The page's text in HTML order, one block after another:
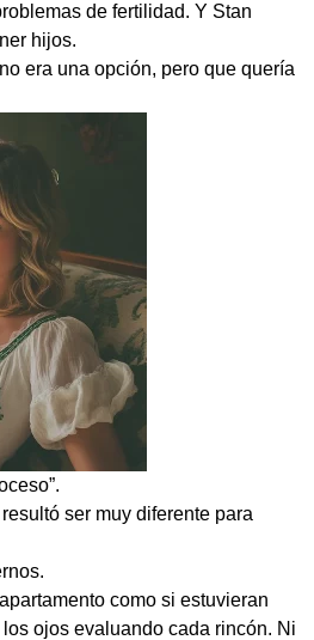
de fertilidad. Y Stan
hijos.
era una opción, pero que quería
ser muy diferente para
como si estuvieran
ojos evaluando cada rincón. Ni